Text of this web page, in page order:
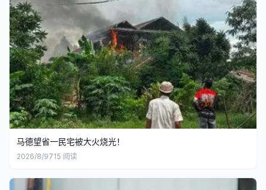
马德望省一民宅被大火烧光！
2026/8/9715 阅读